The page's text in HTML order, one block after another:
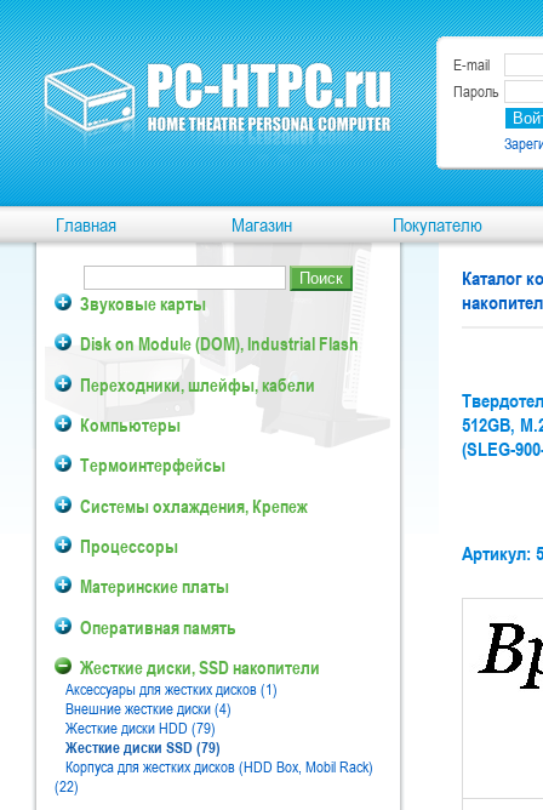
E-mail
Пароль
Главная Магазин Покупателю
Звуковые карты
Disk on Module (DOM), Industrial Flash
Переходники, шлейфы, кабели
Компьютеры
Термоинтерфейсы
Системы охлаждения, Крепеж
Процессоры
Материнские платы
Оперативная память
Жесткие диски, SSD накопители
Аксессуары для жестких дисков (1)
Внешние жесткие диски (4)
Жесткие диски HDD (79)
Жесткие диски SSD (79)
Корпуса для жестких дисков (HDD Box, Mobil Rack)
(22)
Каталог
512GB,
(SLEG-
Артикул: